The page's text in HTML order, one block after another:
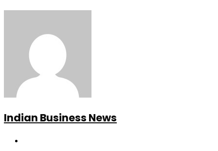
Indian Business News